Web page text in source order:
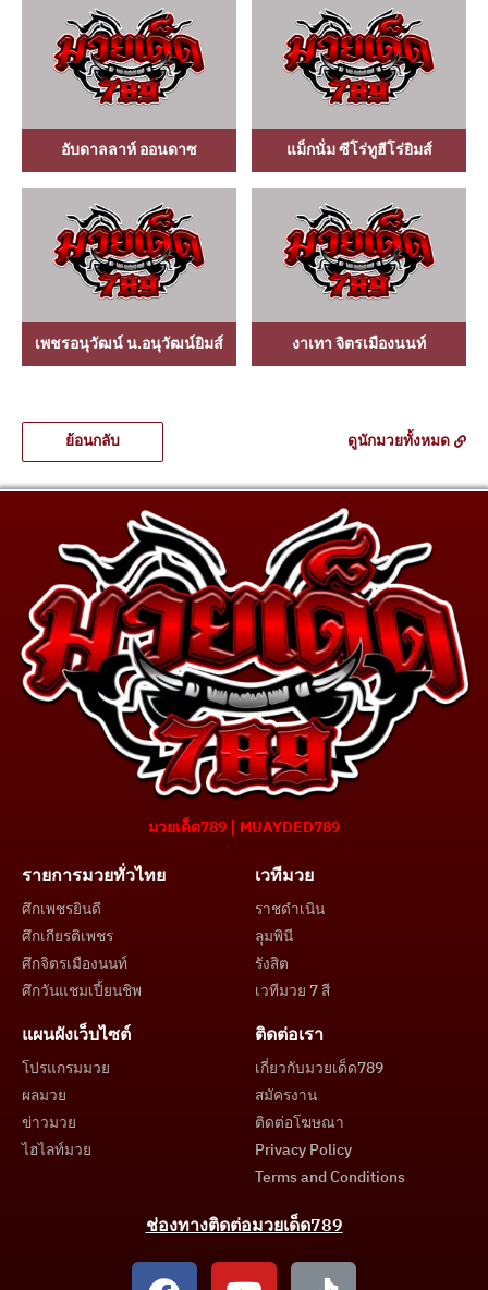
อับดาลลาห์ ออนดาซ แม็กนั่ม ซีโร่ทูฮีโร่ยิมส์
เพชรอนุวัฒน์ น.อนุวัฒน์ยิมส์ งาเทา จิตรเมืองนนท์
ย้อนกลับ ดูนักมวยทั้งหมด
มวยเด็ด789 | MUAYDED789
รายการมวยทั่วไทย
ศึกเพชรยินดี
ศึกเกียรติเพชร
ศึกจิตรเมืองนนท์
ศึกวันแชมเปี้ยนชิพ
เวทีมวย
ราชดำเนิน
ลุมพินี
รังสิต
เวทีมวย 7 สี
แผนผังเว็บไซต์
โปรแกรมมวย
ผลมวย
ข่าวมวย
ไฮไลท์มวย
ติดต่อเรา
เกี่ยวกับมวยเด็ด789
สมัครงาน
ติดต่อโฆษณา
Privacy Policy
Terms and Conditions
ช่องทางติดต่อมวยเด็ด789